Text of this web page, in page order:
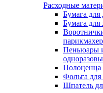
Расходные
Бумага
Бумага
Пеньюары
Полоценца
Фольга
Шпатель